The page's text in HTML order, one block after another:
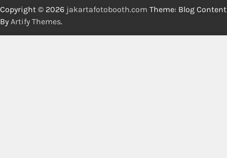
Copyright © 2026 jakartafotobooth.com Theme: Blog Content
By Artify Themes.